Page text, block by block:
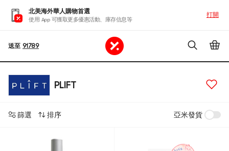
北美海外華人購物首選
使用 App 可獲取更多優惠活動、庫存信息等
打開
送至 91789
PLIFT
篩選 排序 亞米發貨